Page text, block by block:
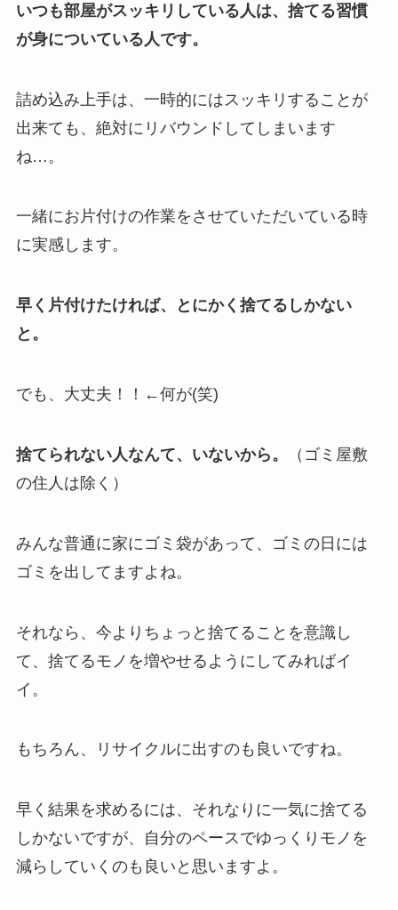
いつも部屋がスッキリしている人は、捨てる習慣
が身についている人です。
詰め込み上手は、一時的にはスッキリすることが
出来ても、絶対にリバウンドしてしまいます
ね…。
一緒にお片付けの作業をさせていただいている時
に実感します。
早く片付けたければ、とにかく捨てるしかない
と。
でも、大丈夫！！←何が(笑)
捨てられない人なんて、いないから。
（ゴミ屋敷
の住人は除く）
みんな普通に家にゴミ袋があって、ゴミの日には
ゴミを出してますよね。
それなら、今よりちょっと捨てることを意識し
て、捨てるモノを増やせるようにしてみればイ
イ。
もちろん、リサイクルに出すのも良いですね。
早く結果を求めるには、それなりに一気に捨てる
しかないですが、自分のペースでゆっくりモノを
減らしていくのも良いと思いますよ。